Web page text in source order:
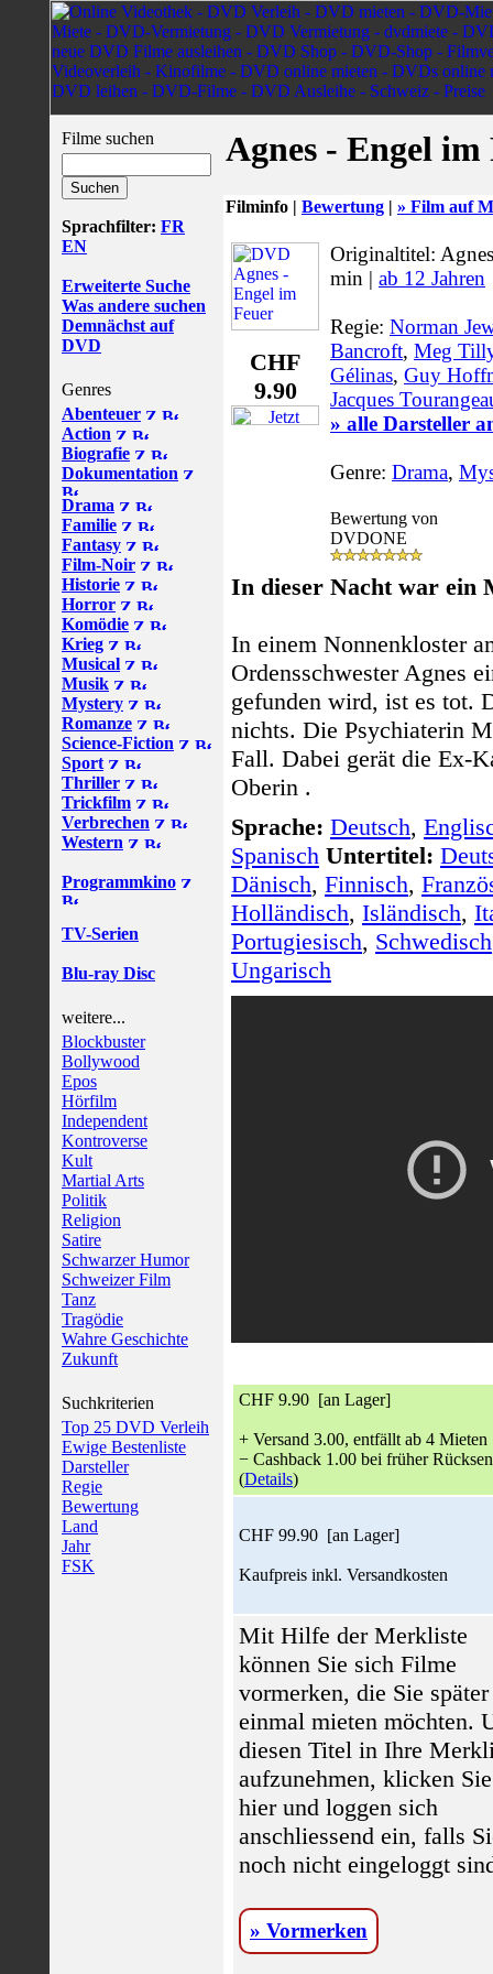
Filme suchen
Sprachfilter: FR
EN
Erweiterte Suche
Was andere suchen
Demnächst auf
DVD
Genres
Abenteuer
Action
Biografie
Dokumentation
Drama
Familie
Fantasy
Film-Noir
Historie
Horror
Komödie
Krieg
Musical
Musik
Mystery
Romanze
Science-Fiction
Sport
Thriller
Trickfilm
Verbrechen
Western
Programmkino
TV-Serien
Blu-ray Disc
weitere...
Blockbuster
Bollywood
Epos
Hörfilm
Independent
Kontroverse
Kult
Martial Arts
Politik
Religion
Satire
Schwarzer Humor
Schweizer Film
Tanz
Tragödie
Wahre Geschichte
Zukunft
Suchkriterien
Top 25 DVD Verleih
Ewige Bestenliste
Darsteller
Regie
Bewertung
Land
Jahr
FSK
Agnes - Engel im
Filminfo | Bewertung | » Film auf
CHF
9.90
Originaltitel:
min | ab 12 Jahren
Regie: Norman
Bancroft, Meg
Gélinas, Guy
Jacques
» alle Darsteller
Genre: Drama,
Bewertung von
DVDONE
In dieser Nacht war ein
In einem Nonnenkloster
Ordensschwester Agnes
gefunden wird, ist es tot.
nichts. Die Psychiaterin
Fall. Dabei gerät die Ex-
Oberin .
Sprache: Deutsch,
Spanisch Untertitel:
Dänisch, Finnisch,
Holländisch, Isländisch,
Portugiesisch, Schwedisch
Ungarisch
CHF 9.90 [an Lager]
+ Versand 3.00, entfällt ab 4 Mieten
− Cashback 1.00 bei früher
(Details)
CHF 99.90 [an Lager]
Kaufpreis inkl. Versandkosten
Mit Hilfe der Merkliste
können Sie sich Filme
vormerken, die Sie später
einmal mieten möchten.
diesen Titel in Ihre
aufzunehmen, klicken Sie
hier und loggen sich
anschliessend ein, falls
noch nicht eingeloggt
» Vormerken